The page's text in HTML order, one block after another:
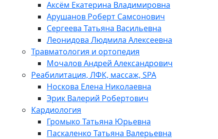
Аксём Екатерина Владимировна
Арушанов Роберт Самсонович
Сергеева Татьяна Васильевна
Леонидова Людмила Алексеевна
Травматология и ортопедия
Мочалов Андрей Александрович
Реабилитация, ЛФК, массаж, SPA
Носкова Елена Николаевна
Эрик Валерий Робертович
Кардиология
Громыко Татьяна Юрьевна
Паскаленко Татьяна Валерьевна